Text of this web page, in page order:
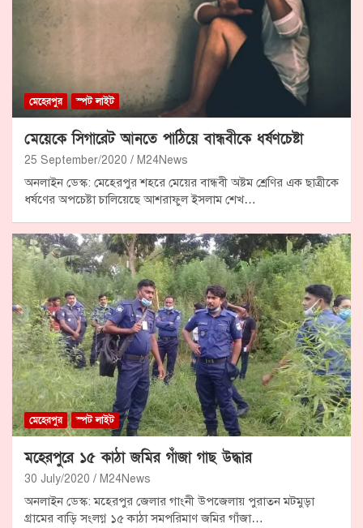
মেহেরপুর স্পট লাইট
মেয়েকে সিগারেট আনতে পাঠিয়ে বান্ধবীকে ধর্ষণচেষ্টা
25 September/2020 M24News
অনলাইন ডেস্ক: মেহেরপুর শহরে মেয়ের বান্ধবী অষ্টম শ্রেণির এক ছাত্রীকে
ধর্ষণের অপচেষ্টা চালিয়েছে আশরাফুল ইসলাম শেখ…
মেহেরপুর স্পট লাইট
মহেরপুরে ১৫ কাঠা জমির গাঁজা গাছ উদ্ধার
30 July/2020 M24News
অনলাইন ডেস্ক: মহেরপুর জেলার গাংনী উপজেলায় পুরাতন মটমুড়া
গ্রামের বাড়ি সংলগ্ন ১৫ কাঠা সমপরিমাণ জমির গাঁজা…